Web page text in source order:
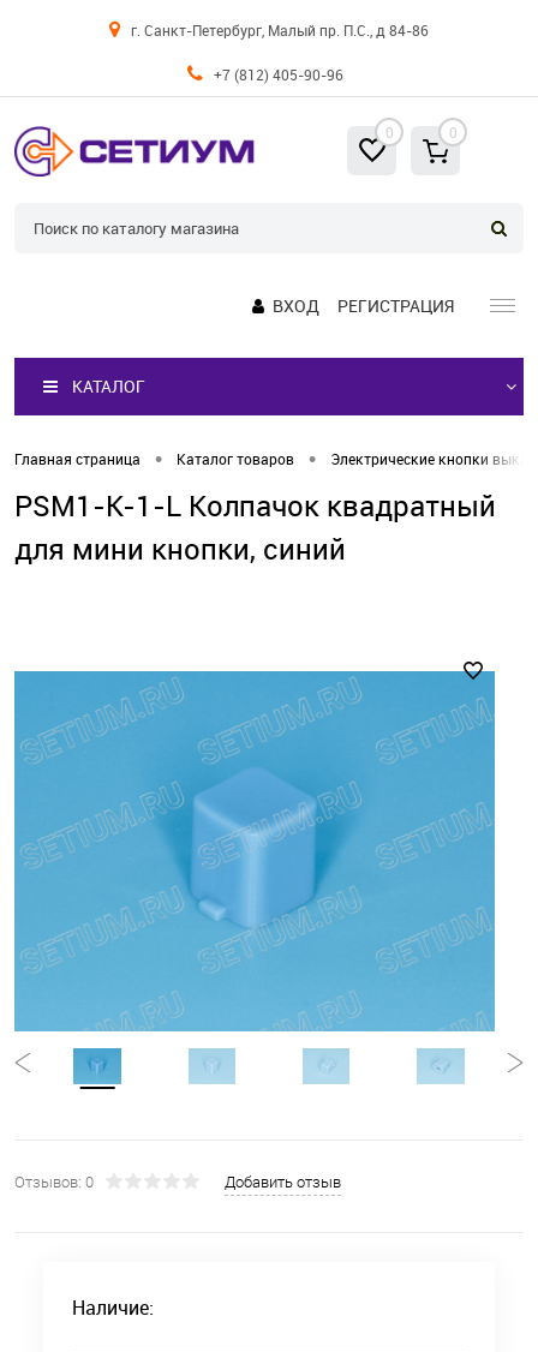
г. Санкт-Петербург, Малый пр. П.С., д 84-86
+7 (812) 405-90-96
0 0
ВХОД РЕГИСТРАЦИЯ
КАТАЛОГ
Главная страница • Каталог товаров • Электрические кнопки
PSM1-K-1-L Колпачок квадратный
для мини кнопки, синий
Отзывов: 0 Добавить отзыв
Наличие: